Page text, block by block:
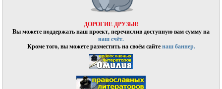
ДОРОГИЕ ДРУЗЬЯ!
Вы можете поддержать наш проект, перечислив доступную вам сумму на
наш счёт.
Кроме того, вы можете разместить на своём сайтенаш баннер.